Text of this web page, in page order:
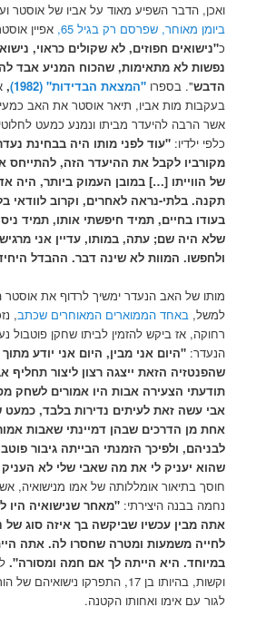
ואכן, הדבר השפיע מאוד על אביו של אוסטר
ביומן מאוחר, שפרסם רק בגיל 65,
אפיין
כ"נישואים חפוזים, לא שקולים כראוי,
נפשות לא מתאימות, שהכוח המניע אבד
הדבש". בספרו"המצאת הבדידות" (1982) ,
בעקבות מות אביו, תיאר אוסטר את האב
אשר הרבה להיעדר מביתו ונמנע כמעט
כלפי ילדיו:"עוד לפני מותו היה בבחינת
מקורביו לקבל את ההיעדר הזה, להתייחס
של הווייתו […] במובן העמוק ביותר, היה
תקנה. בלתי-נראה לאחרים, וקרוב לוודאי
בעודו בחיים, תמיד חיפשתי אותו, תמיד
שלא היה שם; עתה, במותו, עדיין אני
ולחפשו. המוות לא שינה דבר. ההבדל
מותו של האב הנעדר ימשיך לרדוף את אוסטר
למשל,באחד הממוארים המאוחרים שכתב,
רחוקה, אז ביקש להזמין לביתו שחקן פוטבול
הנעדר:"היום אני מבין, היום אני יודע
שהפנטזיה הזאת ייצגה רצון ליצור
תודעתי הצעירה אבות היו אמורים לשחק
אבי עשה זאת לעיתים נדירות בלבד, כמעט
אחת מן הדרכים שבהן דמיינתי שאבות
לבניהם, ולפיכך הזמנתי הבייתה גיבור
שהוא יעניק לי את מה שאבי שלי לא
חוסך בתיאור אומללותה של אמו מנישואיה,
נחמה בבנה היצירתי:"מאחר שנישואיה היו
אתה מבין עכשיו שביקשה בך איזה סוג של
לחייה משמעות ומטרה שחסרו לה. אתה
במיוחד. היא הייתה לך אם חמה ומסורה".
וקשות, בהיותו בן 17, התפרקו
לגור עם אימו ואחותו הקטנה.